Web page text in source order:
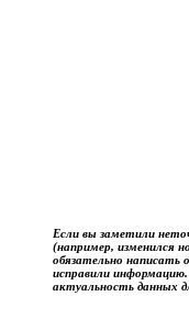
Если вы заметили
(например, изменился
обязательно
исправили
актуальность данных